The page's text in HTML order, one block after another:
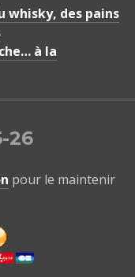
whisky, des pains
à la
26
pour le maintenir